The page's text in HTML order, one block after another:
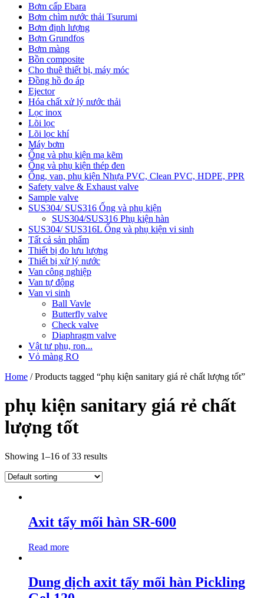
Bơm cấp Ebara
Bơm chìm nước thải Tsurumi
Bơm định lượng
Bơm Grundfos
Bơm màng
Bồn composite
Cho thuê thiết bị, máy móc
Đồng hồ đo áp
Ejector
Hóa chất xử lý nước thải
Lọc inox
Lõi lọc
Lõi lọc khí
Máy bơm
Ống và phụ kiện mạ kẽm
Ống và phụ kiện thép đen
Ống, van, phụ kiện Nhựa PVC, Clean PVC, HDPE, PPR
Safety valve & Exhaust valve
Sample valve
SUS304/ SUS316 Ống và phụ kiện
SUS304/SUS316 Phụ kiện hàn
SUS304/ SUS316L Ống và phụ kiện vi sinh
Tất cả sản phẩm
Thiết bị đo lưu lượng
Thiết bị xử lý nước
Van công nghiệp
Van tự động
Van vi sinh
Ball Vavle
Butterfly valve
Check valve
Diaphragm valve
Vật tư phụ, ron...
Vỏ màng RO
Home / Products tagged “phụ kiện sanitary giá rẻ chất lượng tốt”
phụ kiện sanitary giá rẻ chất
lượng tốt
Showing 1–16 of 33 results
Axit tẩy mối hàn SR-600
Read more
Dung dịch axit tẩy mối hàn Pickling